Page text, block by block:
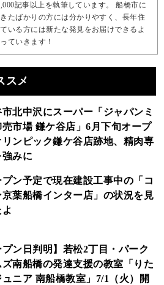
記事以上を執筆しています。 船橋市に
たばかりの方には分かりやすく、長年住
いる方には新たな発見をお届けできるよ
ていきます！
スメ
北中沢にスーパー「ジャパンミ
売市場 鎌ケ谷店」6月下旬オープ
リンピック鎌ケ谷店跡地、精肉専
強みに
ン予定で現在建設工事中の「コ
京葉船橋インター店」の状況を見
プン日判明】若松2丁目・パーク
ズ南船橋の発達支援の教室「りた
ュニア 南船橋教室」7/1（火）開